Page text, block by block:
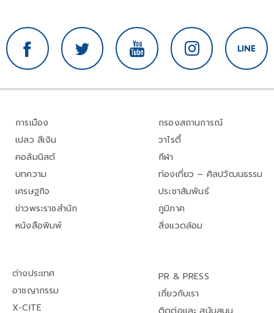
การเมือง
เปลว สีเงิน
คอลัมนิสต์
บทความ
เศรษฐกิจ
ข่าวพระราชสำนัก
หนังสือพิมพ์
กรองสถานการณ์
วาไรตี้
กีฬา
ท่องเที่ยว – ศิลปวัฒนธรรม
ประชาสัมพันธ์
ภูมิภาค
สิ่งแวดล้อม
ต่างประเทศ
อาชญากรรม
X-CITE
PR & PRESS
เกี่ยวกับเรา